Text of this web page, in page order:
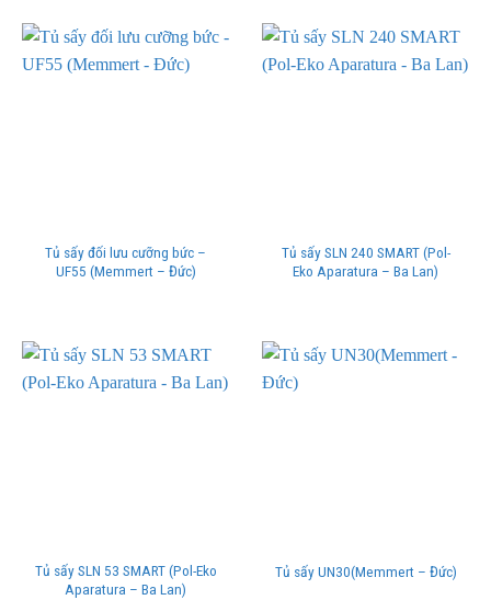
Tủ sấy đối lưu cưỡng bức –
UF55 (Memmert – Đức)
Tủ sấy SLN 240 SMART (Pol-
Eko Aparatura – Ba Lan)
Tủ sấy SLN 53 SMART (Pol-Eko
Aparatura – Ba Lan)
Tủ sấy UN30(Memmert – Đức)